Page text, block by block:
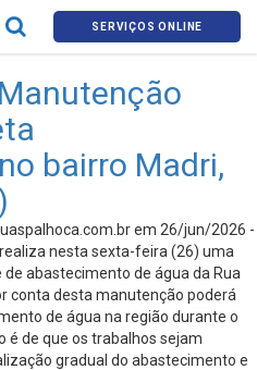
SERVIÇOS ONLINE
bairro Madri,
em 26/jun/2026 -
nesta sexta-feira (26) uma
abastecimento de água da Rua
conta desta manutenção poderá
de água na região durante o
é de que os trabalhos sejam
gradual do abastecimento e